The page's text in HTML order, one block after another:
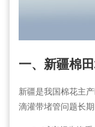
一、新疆棉
新疆是我国棉花主
滴灌带堵管问题长